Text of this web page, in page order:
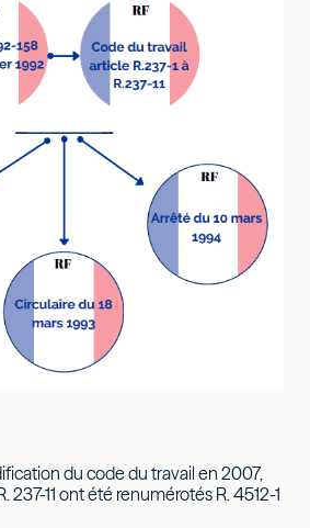
du code du travail en 2007,
237-11 ont été renumérotés R. 4512-1